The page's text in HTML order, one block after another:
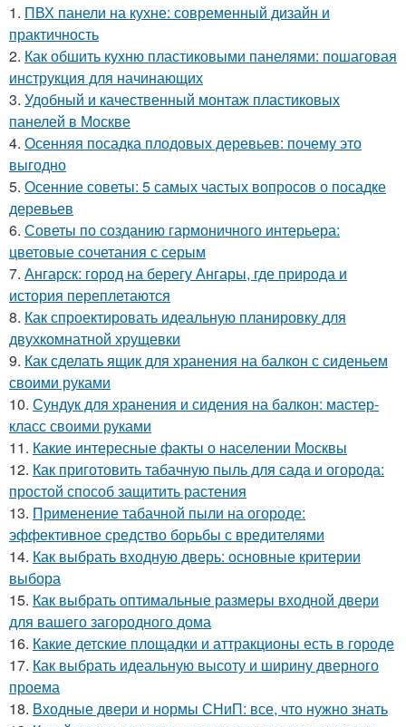
1. ПВХ панели на кухне: современный дизайн и
практичность
2. Как обшить кухню пластиковыми панелями: пошаговая
инструкция для начинающих
3. Удобный и качественный монтаж пластиковых
панелей в Москве
4. Осенняя посадка плодовых деревьев: почему это
выгодно
5. Осенние советы: 5 самых частых вопросов о посадке
деревьев
6. Советы по созданию гармоничного интерьера:
цветовые сочетания с серым
7. Ангарск: город на берегу Ангары, где природа и
история переплетаются
8. Как спроектировать идеальную планировку для
двухкомнатной хрущевки
9. Как сделать ящик для хранения на балкон с сиденьем
своими руками
10. Сундук для хранения и сидения на балкон: мастер-
класс своими руками
11. Какие интересные факты о населении Москвы
12. Как приготовить табачную пыль для сада и огорода:
простой способ защитить растения
13. Применение табачной пыли на огороде:
эффективное средство борьбы с вредителями
14. Как выбрать входную дверь: основные критерии
выбора
15. Как выбрать оптимальные размеры входной двери
для вашего загородного дома
16. Какие детские площадки и аттракционы есть в городе
17. Как выбрать идеальную высоту и ширину дверного
проема
18. Входные двери и нормы СНиП: все, что нужно знать